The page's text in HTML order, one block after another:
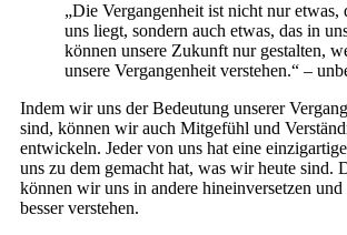
„Die Vergangenheit ist nicht nur etwas,
uns liegt, sondern auch etwas, das in
können unsere Zukunft nur gestalten,
unsere Vergangenheit verstehen.“ –
Indem wir uns der Bedeutung unserer
sind, können wir auch Mitgefühl und
entwickeln. Jeder von uns hat eine
uns zu dem gemacht hat, was wir heute sind.
können wir uns in andere hineinversetzen und
besser verstehen.